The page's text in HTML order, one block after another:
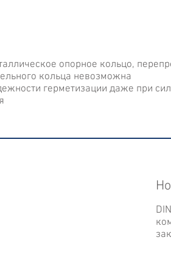
опорное кольцо,
кольца невозможна
герметизации даже при